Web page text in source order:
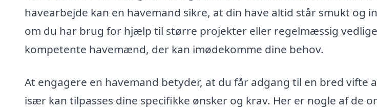
havearbejde kan en havemand sikre, at din have altid står smukt og
om du har brug for hjælp til større projekter eller regelmæssig
kompetente havemænd, der kan imødekomme dine behov.
At engagere en havemand betyder, at du får adgang til en bred vifte
især kan tilpasses dine specifikke ønsker og krav. Her er nogle af de